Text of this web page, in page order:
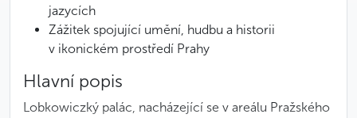
jazycích
Zážitek spojující umění, hudbu a historii
v ikonickém prostředí Prahy
Hlavní popis
Lobkowiczký palác, nacházející se v areálu Pražského